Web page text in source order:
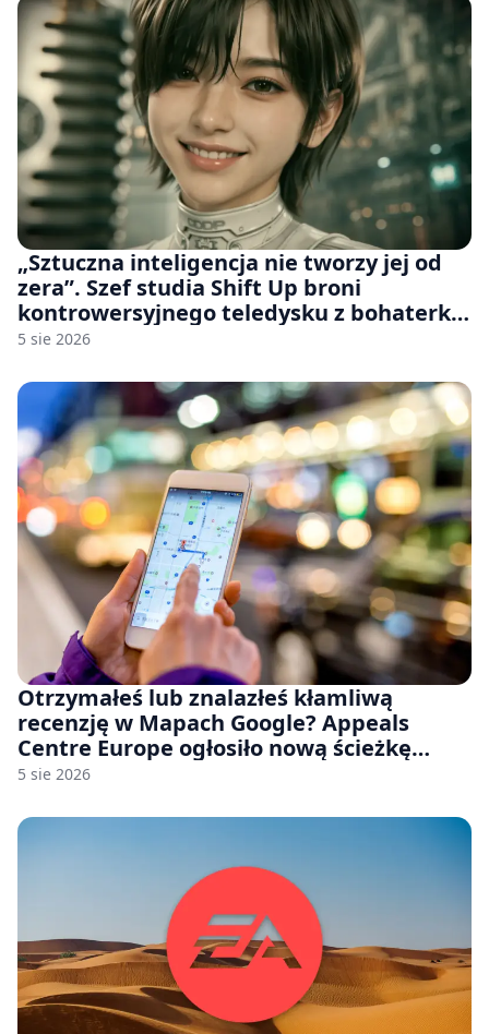
„Sztuczna inteligencja nie tworzy jej od
zera”. Szef studia Shift Up broni
kontrowersyjnego teledysku z bohaterką
Stellar Blade: Blood Rain
5 sie 2026
Otrzymałeś lub znalazłeś kłamliwą
recenzję w Mapach Google? Appeals
Centre Europe ogłosiło nową ścieżkę
odwoławczą dla firm i konsumentów
5 sie 2026